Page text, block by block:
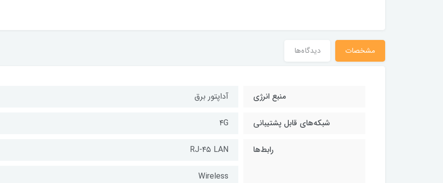
مشخصات دیدگاه‌ها
منبع انرژی آداپتور برق
شبکه‌های قابل پشتیبانی ۴G
رابط‌ها RJ-۴۵ LAN
Wireless